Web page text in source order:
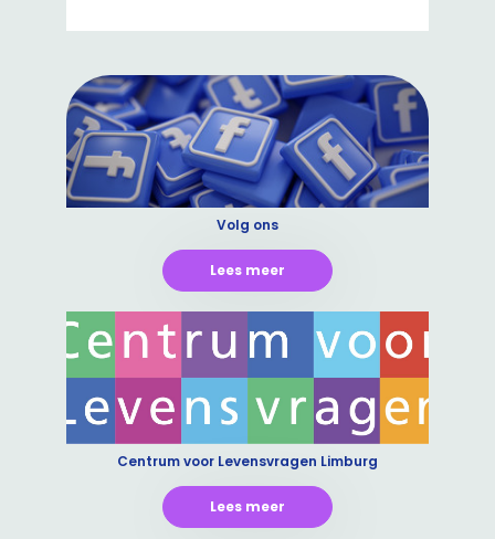
Volg ons
Lees meer
Centrum voor Levensvragen Limburg
Lees meer